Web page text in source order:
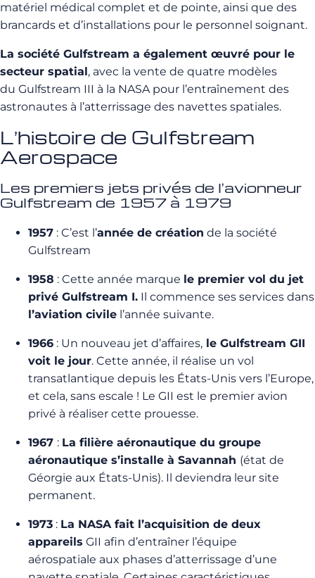
matériel médical complet et de pointe, ainsi que des
brancards et d’installations pour le personnel soignant.
La société Gulfstream a également œuvré pour le
secteur spatial, avec la vente de quatre modèles
du Gulfstream III à la NASA pour l’entraînement des
astronautes à l’atterrissage des navettes spatiales.
L’histoire de Gulfstream
Aerospace
Les premiers jets privés de l’avionneur
Gulfstream de 1957 à 1979
1957 : C’est l’année de création de la société
Gulfstream
1958 : Cette année marque le premier vol du jet
privé Gulfstream I. Il commence ses services dans
l’aviation civile l’année suivante.
1966 : Un nouveau jet d’affaires, le Gulfstream GII
voit le jour. Cette année, il réalise un vol
transatlantique depuis les États-Unis vers l’Europe,
et cela, sans escale ! Le GII est le premier avion
privé à réaliser cette prouesse.
1967 : La filière aéronautique du groupe
aéronautique s’installe à Savannah (état de
Géorgie aux États-Unis). Il deviendra leur site
permanent.
1973 : La NASA fait l’acquisition de deux
appareils GII afin d’entraîner l’équipe
aérospatiale aux phases d’atterrissage d’une